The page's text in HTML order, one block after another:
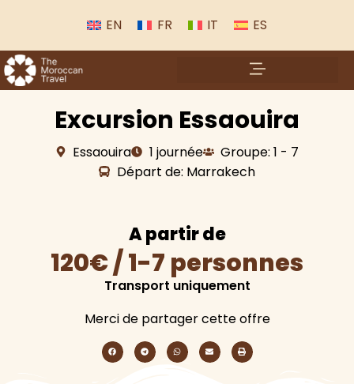
EN FR IT ES
Excursion Essaouira
Essaouira 1 journée
Groupe: 1 - 7
Départ de: Marrakech
A partir de
120€ / 1-7 personnes
Transport uniquement
Merci de partager cette offre